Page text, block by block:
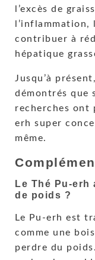
l’excès de
contribuer à
hépatique
Jusqu’à
démontrés que
recherches ont
erh super
même.
Le Thé Pu-erh
de poids ?
Le Pu-erh est
comme une
perdre du